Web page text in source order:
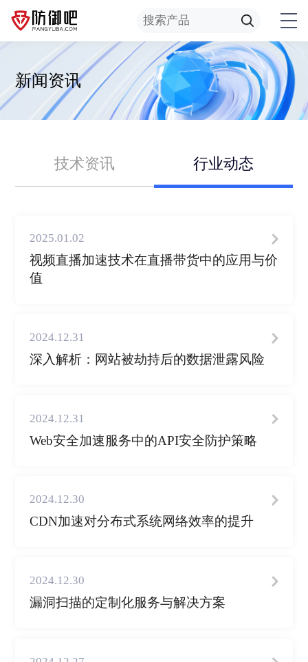
新闻资讯
技术资讯 行业动态
2025.01.02
视频直播加速技术在直播带货中的应用与价
值
2024.12.31
深入解析：网站被劫持后的数据泄露风险
2024.12.31
Web安全加速服务中的API安全防护策略
2024.12.30
CDN加速对分布式系统网络效率的提升
2024.12.30
漏洞扫描的定制化服务与解决方案